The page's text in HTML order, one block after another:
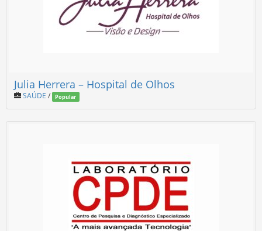
Julia Herrera – Hospital de Olhos
SAÚDE / Popular